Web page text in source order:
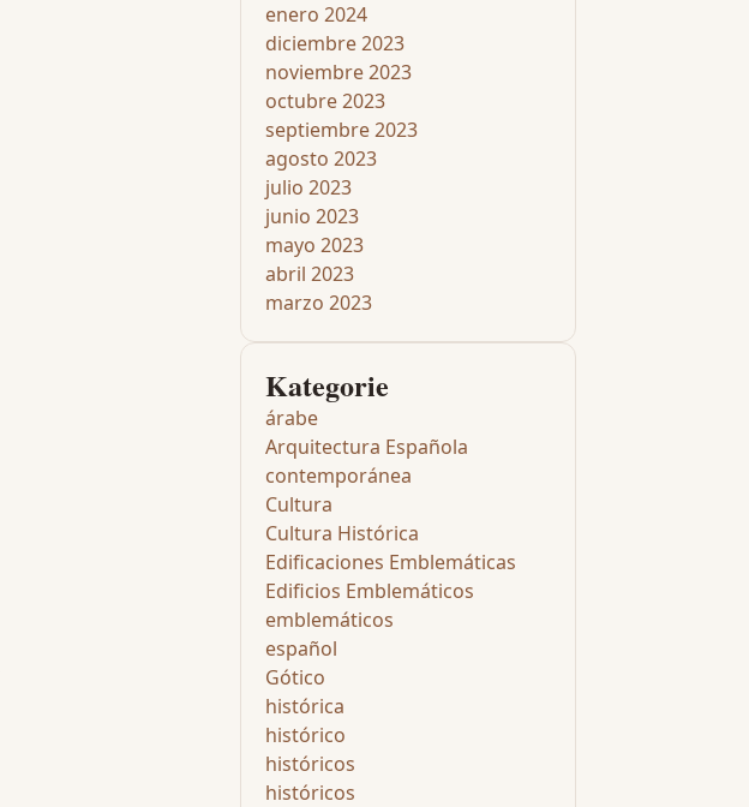
enero 2024
diciembre 2023
noviembre 2023
octubre 2023
septiembre 2023
agosto 2023
julio 2023
junio 2023
mayo 2023
abril 2023
marzo 2023
Kategorie
árabe
Arquitectura Española
contemporánea
Cultura
Cultura Histórica
Edificaciones Emblemáticas
Edificios Emblemáticos
emblemáticos
español
Gótico
histórica
histórico
históricos
históricos